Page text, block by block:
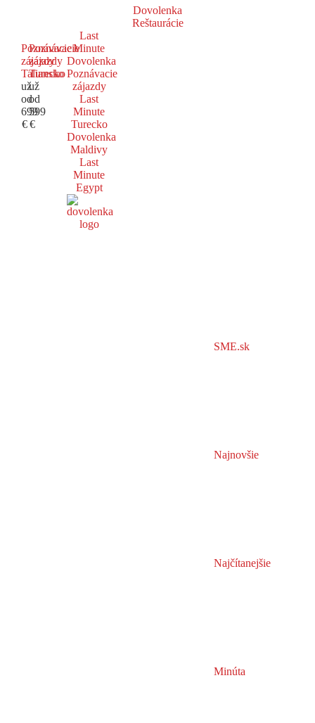
Dovolenka
Reštaurácie
Poznávacie
zájazdy
Taliansko
už
od
699
€
Poznávacie
zájazdy
Turecko
už
od
599
€
Last
Minute
Dovolenka
Poznávacie
zájazdy
Last
Minute
Turecko
Dovolenka
Maldivy
Last
Minute
Egypt
SME.sk
Najnovšie
Najčítanejšie
Minúta